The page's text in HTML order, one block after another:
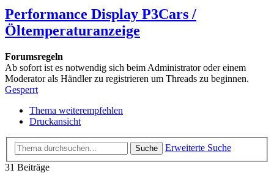
Performance Display P3Cars /
Öltemperaturanzeige
Forumsregeln
Ab sofort ist es notwendig sich beim Administrator oder einem
Moderator als Händler zu registrieren um Threads zu beginnen.
Gesperrt
Thema weiterempfehlen
Druckansicht
Suche
Erweiterte Suche
31 Beiträge